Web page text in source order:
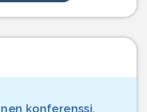
konferenssi,